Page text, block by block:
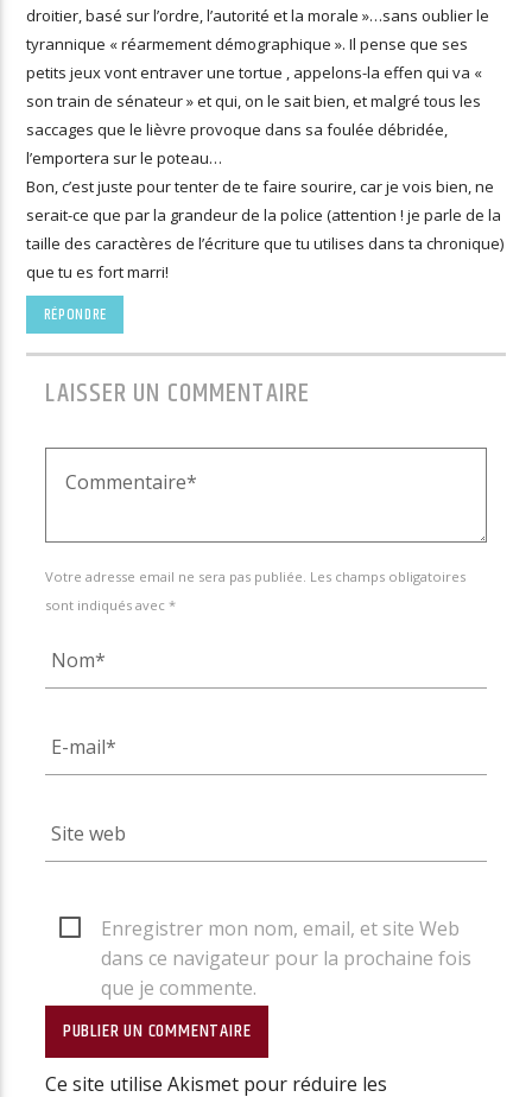
droitier, basé sur l’ordre, l’autorité et la morale »…sans oublier le
tyrannique « réarmement démographique ». Il pense que ses
petits jeux vont entraver une tortue , appelons-la effen qui va «
son train de sénateur » et qui, on le sait bien, et malgré tous les
saccages que le lièvre provoque dans sa foulée débridée,
l’emportera sur le poteau…
Bon, c’est juste pour tenter de te faire sourire, car je vois bien, ne
serait-ce que par la grandeur de la police (attention ! je parle de la
taille des caractères de l’écriture que tu utilises dans ta chronique)
que tu es fort marri!
RÉPONDRE
LAISSER UN COMMENTAIRE
Votre adresse email ne sera pas publiée. Les champs obligatoires
sont indiqués avec *
Enregistrer mon nom, email, et site Web
dans ce navigateur pour la prochaine fois
que je commente.
Ce site utilise Akismet pour réduire les